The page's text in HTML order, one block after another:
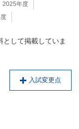
2025年度
して掲載していま
入試変更点